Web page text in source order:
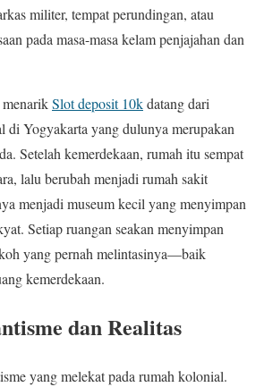
militer, tempat perundingan, atau
pada masa-masa kelam penjajahan dan
Slot deposit 10kdatang dari
di Yogyakarta yang dulunya merupakan
Setelah kemerdekaan, rumah itu sempat
lalu berubah menjadi rumah sakit
menjadi museum kecil yang menyimpan
Setiap ruangan seakan menyimpan
yang pernah melintasinya—baik
kemerdekaan.
dan Realitas
yang melekat pada rumah kolonial.